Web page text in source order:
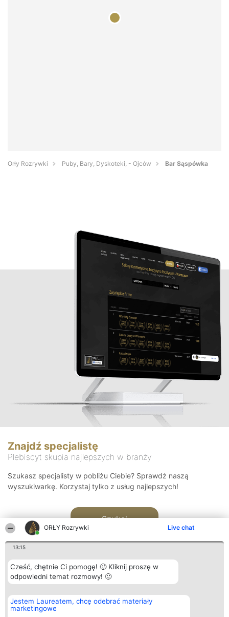
ORŁY Rozrywki Live chat
13:15
Cześć, chętnie Ci pomogę! 🙂 Kliknij proszę w
odpowiedni temat rozmowy! 🙂
Jestem Laureatem, chcę odebrać materiały
marketingowe
Orły Rozrywki Puby, Bary, Dyskoteki, - Ojców Bar Sąspówka
Znajdź specjalistę
Plebiscyt skupia najlepszych w branży
Szukasz specjalisty w pobliżu Ciebie? Sprawdź naszą
wyszukiwarkę. Korzystaj tylko z usług najlepszych!
Szukaj
Organizator plebiscytu
Bright Side Solutions sp. z o.
o. sp. k.
Plebiscyt
Laureaci
Kontakt
Kontakt